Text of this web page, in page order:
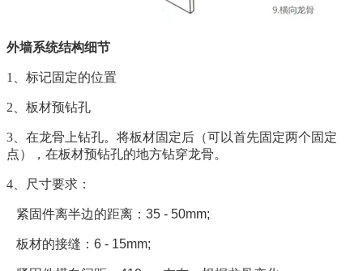
外墙系统结构细节
1、 标记固定的位置
2、 板材预钻孔
3、 在龙骨上钻孔。将板材固定后（可以首先固定两个固定
点），在板材预钻孔的地方钻穿龙骨。
4、 尺寸要求：
紧固件离半边的距离： 35 - 50mm;
板材的接缝： 6 - 15mm;